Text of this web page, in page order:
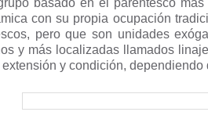
basado en el parentesco
con su propia ocupación
pero que son unidades
y más localizadas llamados
y condición,